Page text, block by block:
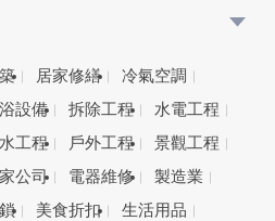
居家修繕
冷氣空調
設備 拆除工程
水電工程
工程 戶外工程
景觀工程
公司 電器維修
製造業
美食折扣
生活用品